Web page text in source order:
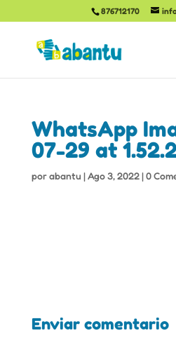
876712170
WhatsApp
07-29 at
porabantu |Ago 3, 2022|0
Enviar comentario